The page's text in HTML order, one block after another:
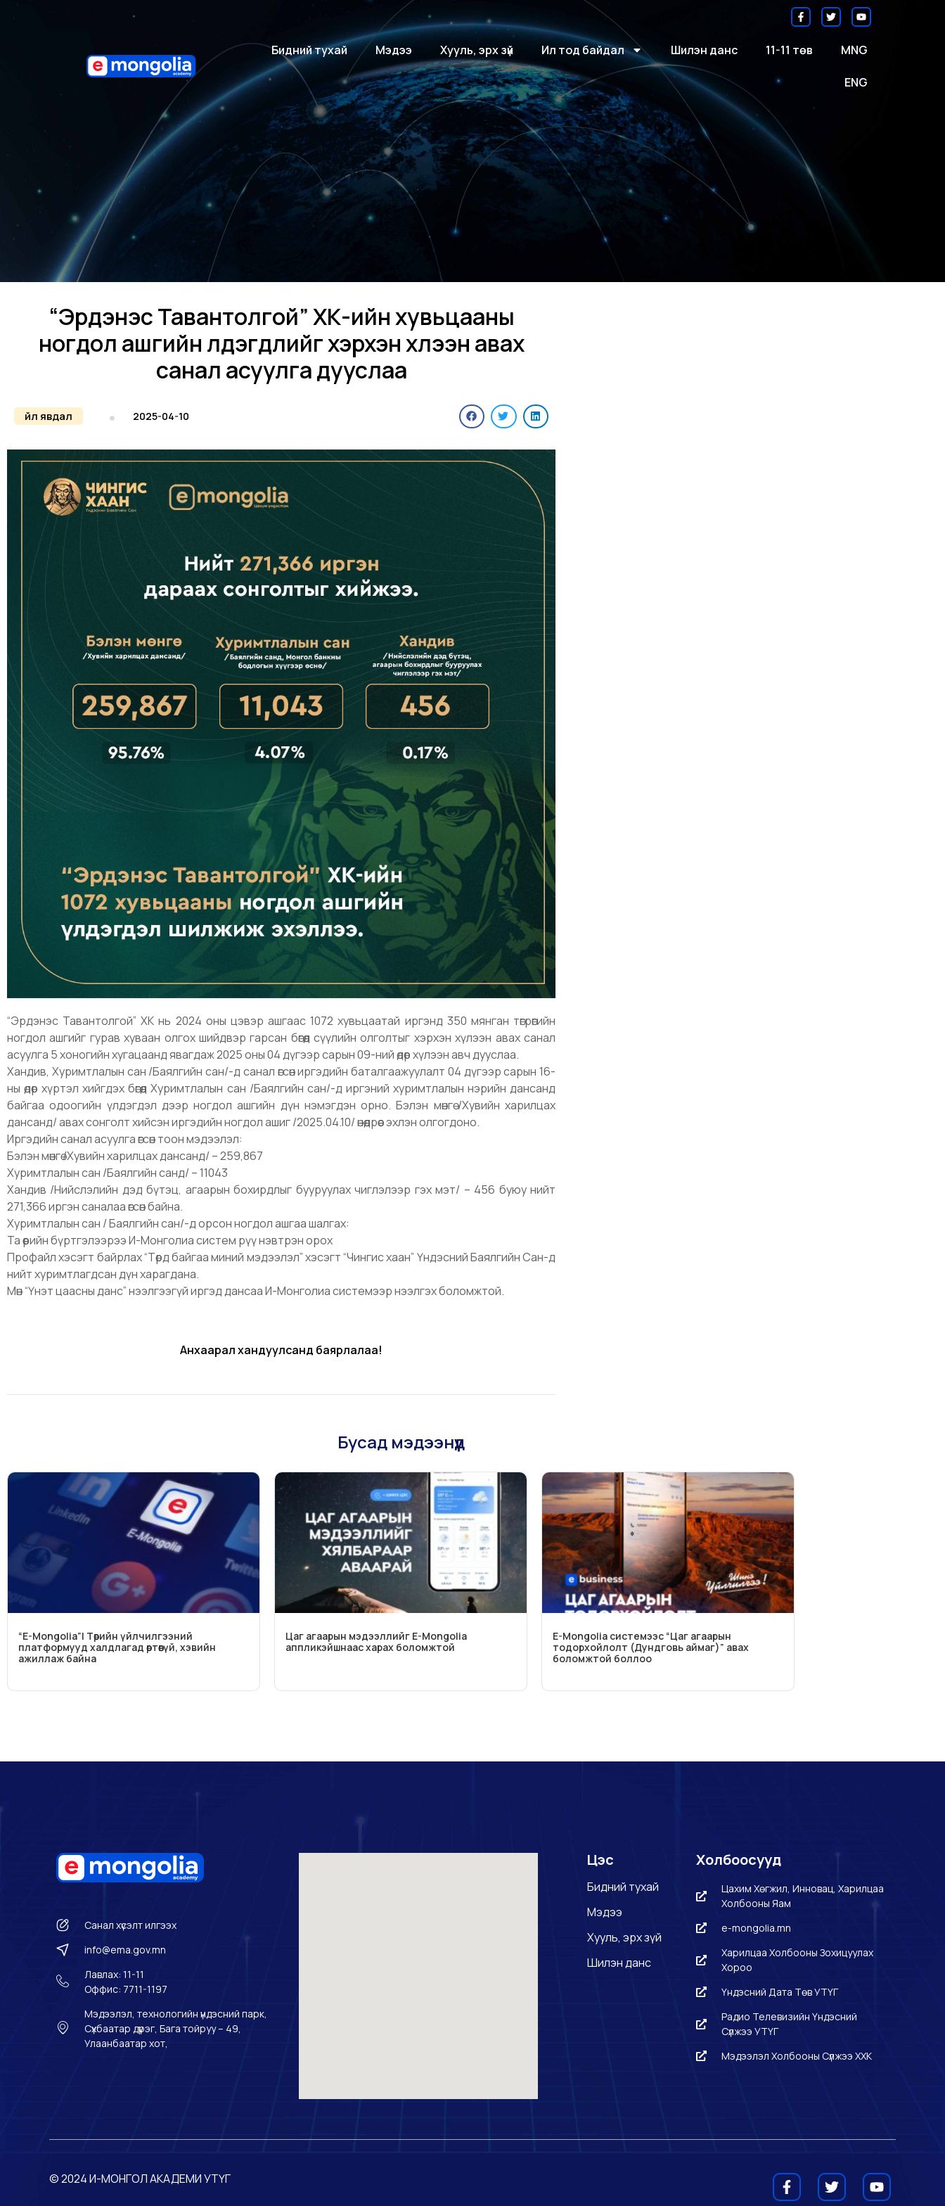
Бидний тухай Мэдээ Хууль, эрх зүй Ил тод байдал Шилэн данс 11-11 төв MNG
ENG
“Эрдэнэс Тавантолгой” ХК-ийн хувьцааны
ногдол ашгийн үлдэгдлийг хэрхэн хүлээн авах
санал асуулга дууслаа
Үйл явдал 2025-04-10
“Эрдэнэс Тавантолгой” ХК нь 2024 оны цэвэр ашгаас 1072 хувьцаатай иргэнд 350 мянган төгрөгийн
ногдол ашгийг гурав хуваан олгох шийдвэр гарсан бөгөөд сүүлийн олголтыг хэрхэн хүлээн авах санал
асуулга 5 хоногийн хугацаанд явагдаж 2025 оны 04 дүгээр сарын 09-ний өдөр хүлээн авч дууслаа.
Хандив, Хуримтлалын сан /Баялгийн сан/-д санал өгсөн иргэдийн баталгаажуулалт 04 дүгээр сарын 16-
ны өдөр хүртэл хийгдэх бөгөөд Хуримтлалын сан /Баялгийн сан/-д иргэний хуримтлалын нэрийн дансанд
байгаа одоогийн үлдэгдэл дээр ногдол ашгийн дүн нэмэгдэн орно. Бэлэн мөнгө /Хувийн харилцах
дансанд/ авах сонголт хийсэн иргэдийн ногдол ашиг /2025.04.10/ өнөөдрөөс эхлэн олгогдоно.
Иргэдийн санал асуулга өгсөн тоон мэдээлэл:
Бэлэн мөнгө /Хувийн харилцах дансанд/ – 259,867
Хуримтлалын сан /Баялгийн санд/ – 11043
Хандив /Нийслэлийн дэд бүтэц, агаарын бохирдлыг бууруулах чиглэлээр гэх мэт/ – 456 буюу нийт
271,366 иргэн саналаа өгсөн байна.
Хуримтлалын сан / Баялгийн сан/-д орсон ногдол ашгаа шалгах:
Та өөрийн бүртгэлээрээ И-Монголиа систем рүү нэвтрэн орох
Профайл хэсэгт байрлах “Төрд байгаа миний мэдээлэл” хэсэгт “Чингис хаан” Үндэсний Баялгийн Сан-д
нийт хуримтлагдсан дүн харагдана.
Мөн “Үнэт цаасны данс” нээлгээгүй иргэд дансаа И-Монголиа системээр нээлгэх боломжтой.
Анхаарал хандуулсанд баярлалаа!
Бусад мэдээнүүд
“E-Mongolia”| Төрийн үйлчилгээний
платформууд халдлагад өртөөгүй, хэвийн
ажиллаж байна
Цаг агаарын мэдээллийг E-Mongolia
аппликэйшнаас харах боломжтой
E-Mongolia системээс “Цаг агаарын
тодорхойлолт (Дундговь аймаг)” авах
боломжтой боллоо
Санал хүсэлт илгээх
info@ema.gov.mn
Лавлах: 11-11
Оффис: 7711-1197
Мэдээлэл, технологийн үндэсний парк,
Сүхбаатар дүүрэг, Бага тойруу – 49,
Улаанбаатар хот,
Цэс
Бидний тухай
Мэдээ
Хууль, эрх зүй
Шилэн данс
Холбоосууд
Цахим Хөгжил, Инновац, Харилцаа
Холбооны Яам
e-mongolia.mn
Харилцаа Холбооны Зохицуулах
Хороо
Үндэсний Дата Төв УТҮГ
Радио Телевизийн Үндэсний
Сүлжээ УТҮГ
Мэдээлэл Холбооны Сүлжээ ХХК
© 2024 И-МОНГОЛ АКАДЕМИ УТҮГ